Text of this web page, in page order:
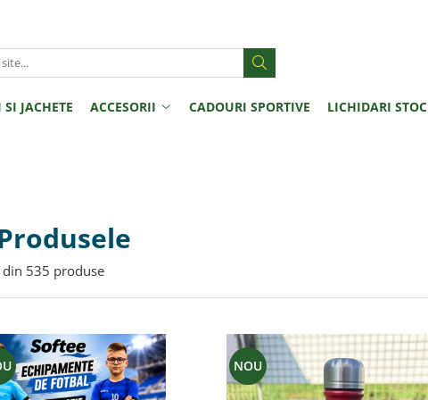
SI JACHETE ACCESORII CADOURI SPORTIVE LICHIDARI STOC
din 535 produse
NOU